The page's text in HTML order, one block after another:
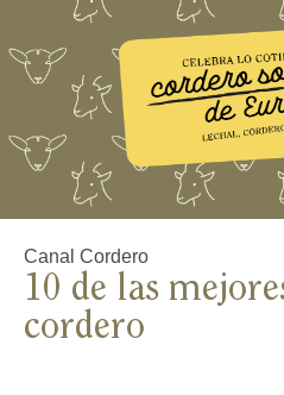
Canal Cordero
10 de las
cordero